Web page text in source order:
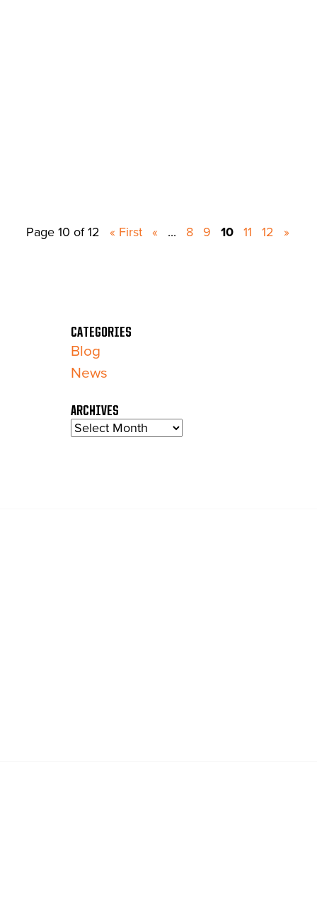
Page 10 of 12 « First « ... 8 9 10 11 12 »
CATEGORIES
Blog
News
ARCHIVES